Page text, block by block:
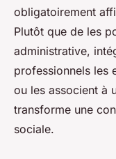
obligatoirement
Plutôt que de les
administrative,
professionnels les
ou les associent à
transforme une
sociale.